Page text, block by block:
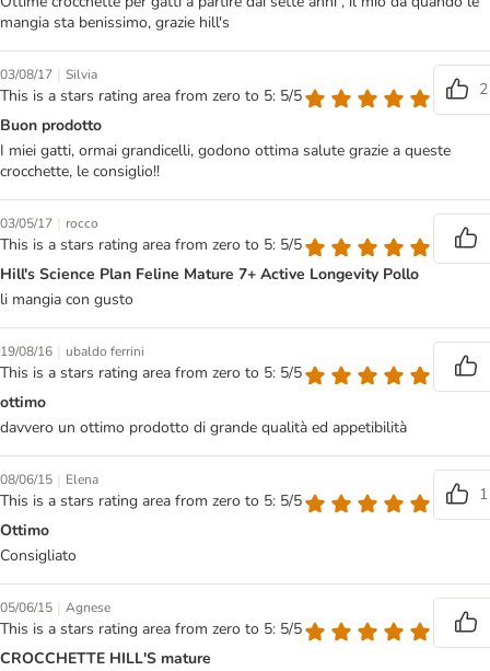
mangia sta benissimo, grazie hill's
03/08/17 | Silvia
This is a stars rating area from zero to 5: 5/5
2
Buon prodotto
I miei gatti, ormai grandicelli, godono ottima salute grazie a queste
crocchette, le consiglio!!
03/05/17 | rocco
This is a stars rating area from zero to 5: 5/5
Hill's Science Plan Feline Mature 7+ Active Longevity Pollo
li mangia con gusto
19/08/16 | ubaldo ferrini
This is a stars rating area from zero to 5: 5/5
ottimo
davvero un ottimo prodotto di grande qualità ed appetibilità
08/06/15 | Elena
This is a stars rating area from zero to 5: 5/5
1
Ottimo
Consigliato
05/06/15 | Agnese
This is a stars rating area from zero to 5: 5/5
CROCCHETTE HILL'S mature